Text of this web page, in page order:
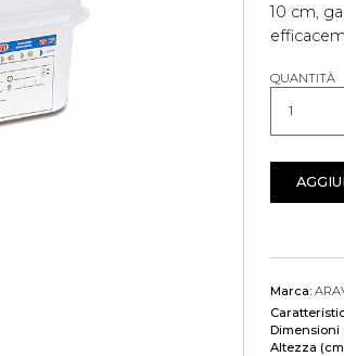
10 cm,
QUANTITÀ
Quantità
Marca:
Dimensioni
Altezza